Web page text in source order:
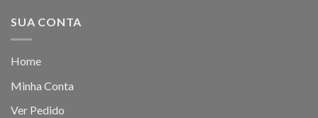
SUA CONTA
Home
Minha Conta
Ver Pedido